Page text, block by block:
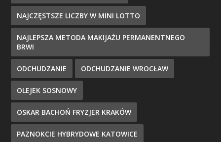
NAJCZĘSTSZE LICZBY W MINI LOTTO
NAJLEPSZA METODA MAKIJAŻU PERMANENTNEGO
BRWI
ODCHUDZANIE ODCHUDZANIE WROCŁAW
OLEJEK SOSNOWY
OSKAR BACHOŃ FRYZJER KRAKÓW
PAZNOKCIE HYBRYDOWE KATOWICE